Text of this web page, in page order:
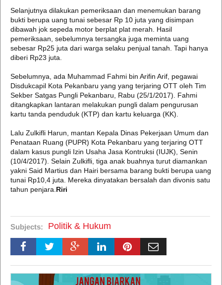
Selanjutnya dilakukan pemeriksaan dan menemukan barang
bukti berupa uang tunai sebesar Rp 10 juta yang disimpan
dibawah jok sepeda motor berplat plat merah. Hasil
pemeriksaan, sebelumnya tersangka juga meminta uang
sebesar Rp25 juta dari warga selaku penjual tanah. Tapi hanya
diberi Rp23 juta.
Sebelumnya, ada Muhammad Fahmi bin Arifin Arif, pegawai
Disdukcapil Kota Pekanbaru yang yang terjaring OTT oleh Tim
Sekber Satgas Pungli Pekanbaru, Rabu (25/1/2017). Fahmi
ditangkapkan lantaran melakukan pungli dalam pengurusan
kartu tanda penduduk (KTP) dan kartu keluarga (KK).
Lalu Zulkifli Harun, mantan Kepala Dinas Pekerjaan Umum dan
Penataan Ruang (PUPR) Kota Pekanbaru yang terjaring OTT
dalam kasus pungli Izin Usaha Jasa Kontruksi (IUJK), Senin
(10/4/2017). Selain Zulkifli, tiga anak buahnya turut diamankan
yakni Said Martius dan Hairi bersama barang bukti berupa uang
tunai Rp10,4 juta. Mereka dinyatakan bersalah dan divonis satu
tahun penjara. Riri
Subjects: Politik & Hukum